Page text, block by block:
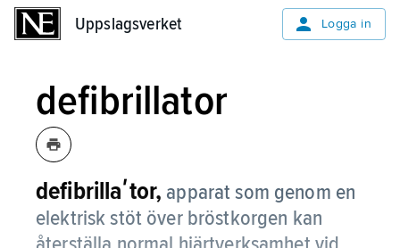
Uppslagsverket Logga in
defibrillator
defibrillaʹtor, apparat som genom en
elektrisk stöt över bröstkorgen kan